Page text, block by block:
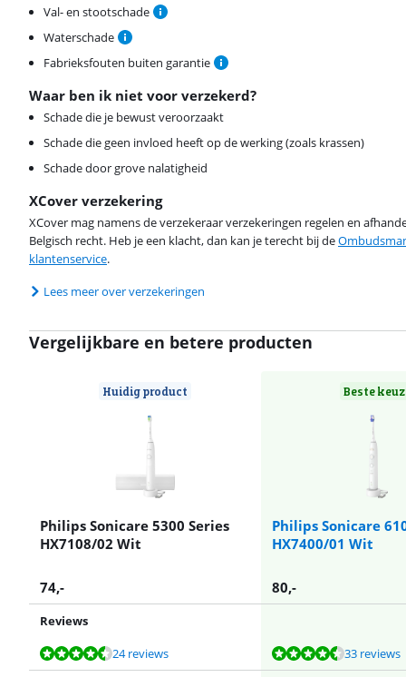
Val- en stootschade
Waterschade
Fabrieksfouten buiten garantie
Waar ben ik niet voor verzekerd?
Schade die je bewust veroorzaakt
Schade die geen invloed heeft op de werking (zoals krassen)
Schade door grove nalatigheid
XCover verzekering
XCover mag namens de verzekeraar verzekeringen regelen en
Belgisch recht. Heb je een klacht, dan kan je terecht bij de
klantenservice.
Lees meer over verzekeringen
Vergelijkbare en betere producten
Huidig product
Philips Sonicare 5300 Series
HX7108/02 Wit
Beste
Philips Sonicare
HX7400/01 Wit
74,- 80,-
Reviews
Beoordeling is 8,6 van de 10, gebaseerd op 24 reviews.
24 reviews
Beoordeling is 8,7 van de 10, gebaseerd op 33 reviews. 33 reviews
Beoordeling is 8,8 van de 10, gebaseerd op 25 reviews.
Beoordeling is 8,7 van de 10, gebaseerd op 33 reviews.
Beoordeling is 8,6 van de 10, gebaseerd op 101 reviews.